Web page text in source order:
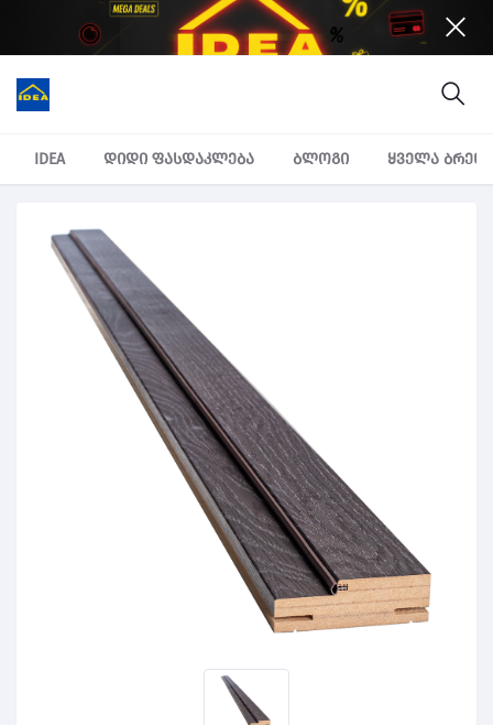
IDEA დიდი ფასდაკლება ბლოგი ყველა